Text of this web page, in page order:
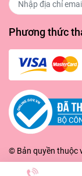
Phương thức
© Bản quyền thuộc